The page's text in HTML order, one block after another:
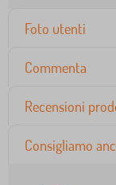
Foto utenti
Commenta
Recensioni
Consigliamo